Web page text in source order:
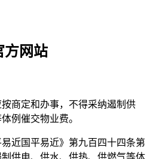
方网站
定和办事，不得采纳遏制供
例催交物业费。
国平易近》第九百四十四条第
供电、供水、供热、供燃气等体